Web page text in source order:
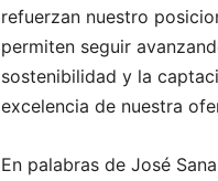
refuerzan nuestro
permiten seguir
sostenibilidad y la
excelencia de nuestra
En palabras de José